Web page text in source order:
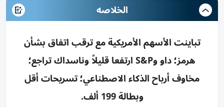
الخلاصه
تباينت الأسهم الأمريكية مع ترقب اتفاق بشأن
هرمز؛ داو وS&P ارتفعا قليلاً وناسداك تراجع؛
مخاوف أرباح الذكاء الاصطناعي؛ تسريحات أقل
وبطالة 199 ألف.